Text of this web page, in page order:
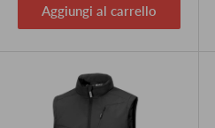
Aggiungi al carrello